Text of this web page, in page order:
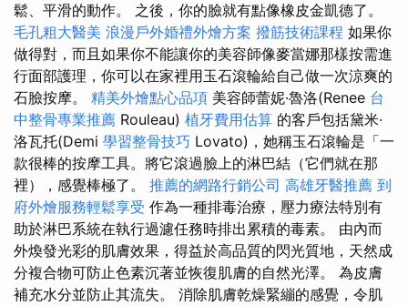
鬆、平滑的動作。 之後，你的臉就有點像橡皮金凱德了。
毛孔粗大醫美 浪漫戶外婚禮外燴方案 撥筋技術課程 如果你
做得對，而且如果你不能讓你的美容師像麥當娜那樣按需進
行面部護理，你可以在家裡用玉石滾輪給自己做一次涼爽的
石臉按摩。 精美外燴點心品項 美容師蕾妮·魯洛(Renee 台
中整骨專業推薦 Rouleau) 植牙費用估算 的客戶包括黛米·
洛瓦托(Demi 學習整骨技巧 Lovato)，她稱玉石滾輪是「一
款很棒的按摩工具。將它滾過臉上的淋巴結（它們就在那
裡），感覺棒極了。 推薦的網路行銷公司 高雄牙醫推薦 到
府外燴服務輕鬆享受 作為一種排毒治療，壓力療法特別有
助於淋巴系統在執行過濾任務時排出累積的毒素。 由內而
外煥發光彩的肌膚效果，得益於高品質的閃光質地，天然成
分複合物可防止色素沉著並恢復肌膚的自然光澤。 為皮膚
補充水分並防止其流失。 消除肌膚乾燥緊繃的感覺，令肌